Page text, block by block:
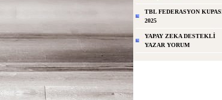
TBL FEDERASYON
2025
YAPAY ZEKA DESTEKLİ
YAZAR YORUM